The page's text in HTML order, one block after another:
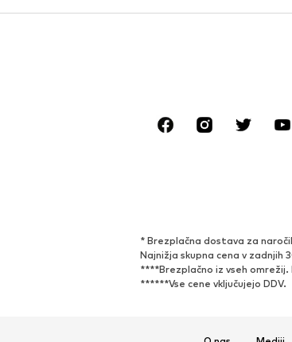
* Brezplačna dostava za
Najnižja skupna cena v zadnjih
****Brezplačno iz vseh
******Vse cene vključujejo DDV.